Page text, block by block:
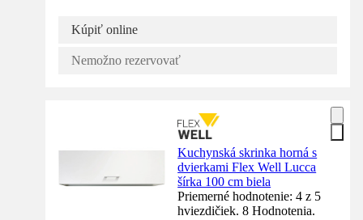
Kúpiť online
Nemožno rezervovať
Kuchynská skrinka horná s
dvierkami Flex Well Lucca
šírka 100 cm biela
Priemerné hodnotenie: 4 z 5
hviezdičiek. 8 Hodnotenia.